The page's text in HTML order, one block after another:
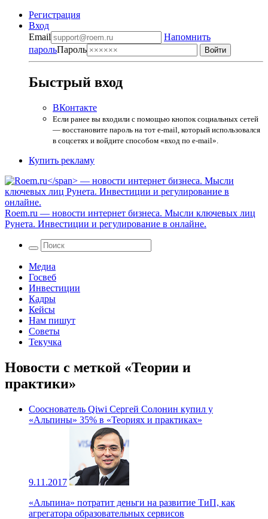
Регистрация
Вход
Email
Напомнить
парольПароль
Быстрый вход
ВКонтакте
Если ранее вы входили с помощью кнопок социальных сетей
— восстановите пароль на тот e-mail, который использовался
в соцсетях и войдите способом «вход по e-mail».
Купить рекламу
Roem.ru — новости интернет бизнеса. Мысли ключевых лиц
Рунета. Инвестиции и регулирование в онлайне.
Медиа
Госвеб
Инвестиции
Кадры
Кейсы
Нам пишут
Советы
Текучка
Новости с меткой «Теории и
практики»
Сооснователь Qiwi Сергей Солонин купил у
«Альпины» 35% в «Теориях и практиках»
9.11.2017
«Альпина» потратит деньги на развитие ТиП, как
агрегатора образовательных сервисов